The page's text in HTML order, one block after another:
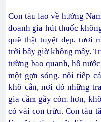
Con tàu lao về hướng
doanh gia hút thuốc
quê thật tuyệt đẹp, tươi
trời bây giờ không mây.
tường bao quanh, hồ
một gợn sóng, nối tiếp
khô cằn, nơi đó những
gia cầm gầy còm hơn,
có vài con trừu. Con tàu